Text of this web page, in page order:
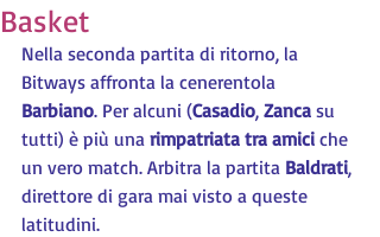
Basket
Nella seconda partita di ritorno, la
Bitways affronta la cenerentola
Barbiano. Per alcuni (Casadio, Zanca su
tutti) è più una rimpatriata tra amici che
un vero match. Arbitra la partita Baldrati,
direttore di gara mai visto a queste
latitudini.